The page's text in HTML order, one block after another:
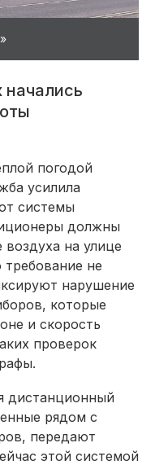
начались
погодой
усилила
системы
должны
на улице
не
нарушение
которые
и скорость
проверок
дистанционный
рядом с
передают
этой системой